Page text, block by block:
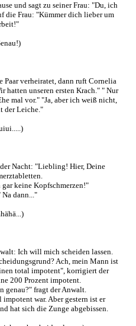
und sagt zu seiner Frau: "Du, ich
die Frau: "Kümmer dich lieber um
Paar verheiratet, dann ruft Cornelia
hatten unseren ersten Krach." " Nur
mal vor." "Ja, aber ich weiß nicht,
der Leiche."
Nacht: "Liebling! Hier, Deine
keine Kopfschmerzen!"
dann..."
Ich will mich scheiden lassen.
Ach, mein Mann ist
total impotent", korrigiert der
200 Prozent impotent.
genau?" fragt der Anwalt.
war. Aber gestern ist er
hat sich die Zunge abgebissen.